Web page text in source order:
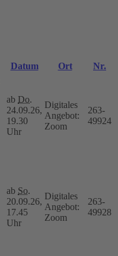
Datum Ort
Nr.
ab Do.
24.09.26,
19.30
Uhr
Digitales
Angebot:
Zoom
263-
49924
ab So.
20.09.26,
17.45
Uhr
Digitales
Angebot:
Zoom
263-
49928